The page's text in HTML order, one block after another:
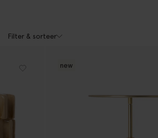
Filter & sorteer
new